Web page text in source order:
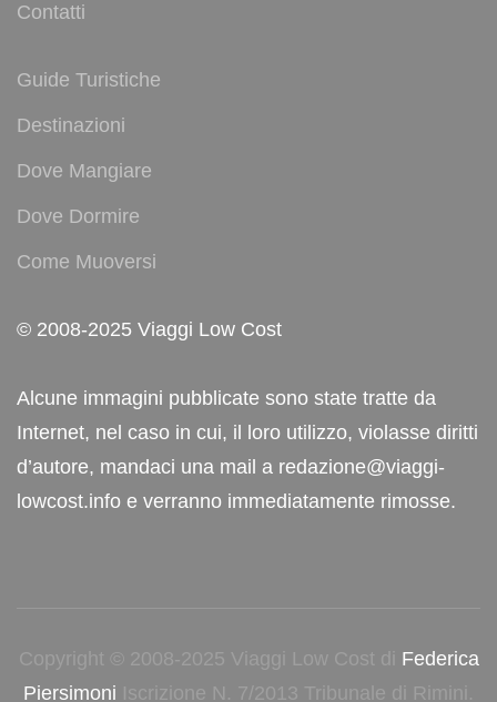
Contatti
Guide Turistiche
Destinazioni
Dove Mangiare
Dove Dormire
Come Muoversi
© 2008-2025 Viaggi Low Cost
Alcune immagini pubblicate sono state tratte da
Internet, nel caso in cui, il loro utilizzo, violasse diritti
d’autore, mandaci una mail a redazione@viaggi-
lowcost.info e verranno immediatamente rimosse.
Copyright © 2008-2025 Viaggi Low Cost di Federica
Piersimoni Iscrizione N. 7/2013 Tribunale di Rimini.